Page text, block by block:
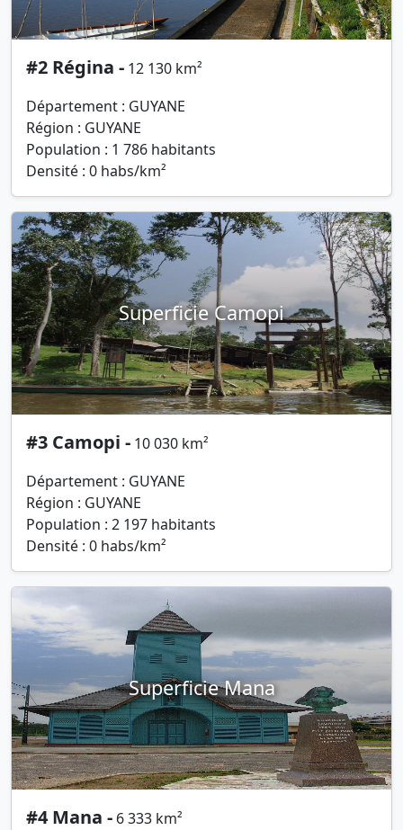
#2 Régina - 12 130 km²
Département : GUYANE
Région : GUYANE
Population : 1 786 habitants
Densité : 0 habs/km²
Superficie Camopi
#3 Camopi - 10 030 km²
Département : GUYANE
Région : GUYANE
Population : 2 197 habitants
Densité : 0 habs/km²
Superficie Mana
#4 Mana - 6 333 km²